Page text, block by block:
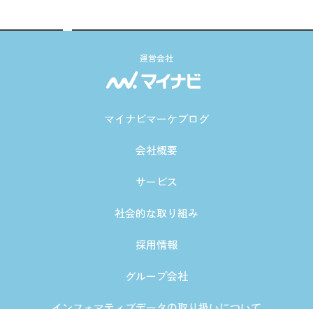
運営会社
マイナビマーケブログ
会社概要
サービス
社会的な取り組み
採用情報
グループ会社